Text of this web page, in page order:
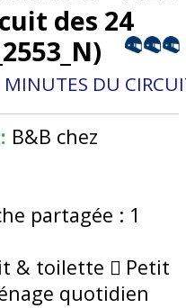
des 24
)
MINUTES DU
B&B chez
partagée : 1
& toilette
Petit
quotidien